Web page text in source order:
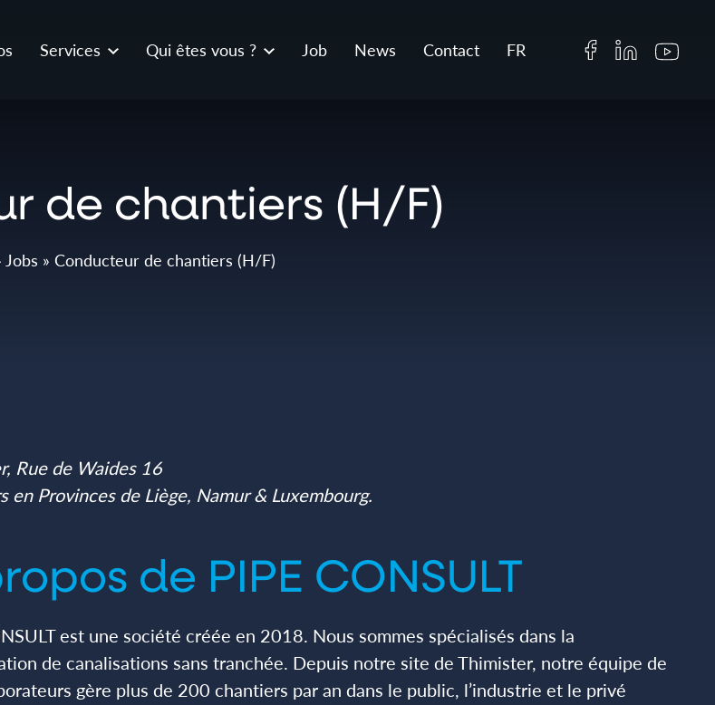
Services Qui êtes vous ? Job News Contact FR
de chantiers (H/F)
Jobs » Conducteur de chantiers (H/F)
Rue de Waides 16
en Provinces de Liège, Namur & Luxembourg.
de PIPE CONSULT
est une société créée en 2018. Nous sommes spécialisés dans la
de canalisations sans tranchée. Depuis notre site de Thimister, notre équipe de
gère plus de 200 chantiers par an dans le public, l’industrie et le privé